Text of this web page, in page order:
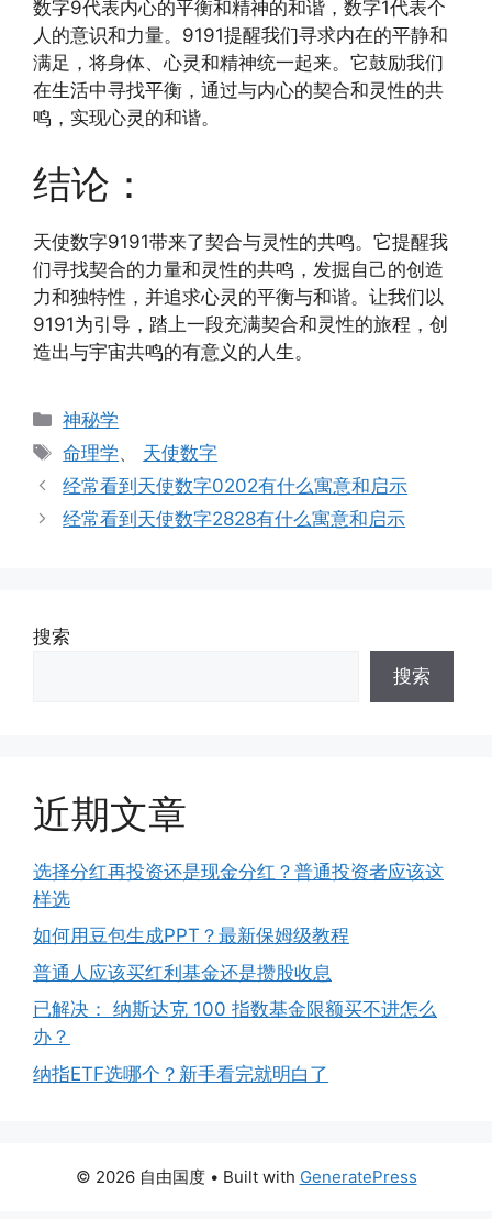
数字9代表内心的平衡和精神的和谐，数字1代表个
人的意识和力量。9191提醒我们寻求内在的平静和
满足，将身体、心灵和精神统一起来。它鼓励我们
在生活中寻找平衡，通过与内心的契合和灵性的共
鸣，实现心灵的和谐。
结论：
天使数字9191带来了契合与灵性的共鸣。它提醒我
们寻找契合的力量和灵性的共鸣，发掘自己的创造
力和独特性，并追求心灵的平衡与和谐。让我们以
9191为引导，踏上一段充满契合和灵性的旅程，创
造出与宇宙共鸣的有意义的人生。
分
类
神秘学
标
签
命理学、 天使数字
经常看到天使数字0202有什么寓意和启示
经常看到天使数字2828有什么寓意和启示
搜索
搜索
近期文章
选择分红再投资还是现金分红？普通投资者应该这
样选
如何用豆包生成PPT？最新保姆级教程
普通人应该买红利基金还是攒股收息
已解决： 纳斯达克 100 指数基金限额买不进怎么
办？
纳指ETF选哪个？新手看完就明白了
© 2026 自由国度• Built with GeneratePress